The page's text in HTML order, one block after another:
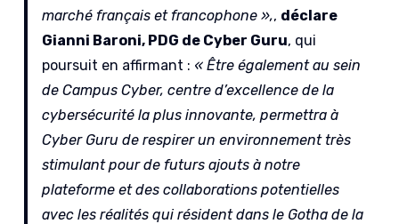
marché français et francophone »,, déclare
Gianni Baroni, PDG de Cyber Guru, qui
poursuit en affirmant : « Être également au sein
de Campus Cyber, centre d’excellence de la
cybersécurité la plus innovante, permettra à
Cyber Guru de respirer un environnement très
stimulant pour de futurs ajouts à notre
plateforme et des collaborations potentielles
avec les réalités qui résident dans le Gotha de la